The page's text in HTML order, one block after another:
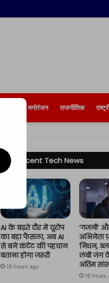
मनोरंजन राजनीतिक
Recent Tech News
AI के बढ़ते दौर में यूरोप
का बड़ा फैसला, अब AI
से बने कंटेंट की पहचान
बताना होगा जरूरी
19 hours ago
‘गजनी’
अभिनेता
निधन,
लंबी जंग
अंतिम
19 hours